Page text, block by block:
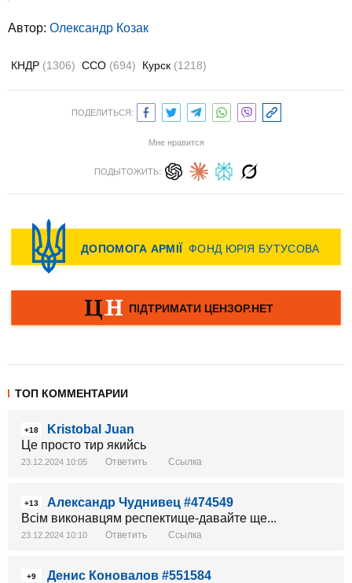
Автор: Олександр Козак
КНДР (1306) ССО (694) Курск (1218)
ПОДЕЛИТЬСЯ:
Мне нравится
ПОДЫТОЖИТЬ:
ТОП КОММЕНТАРИИ
+18
Kristobal Juan
Це просто тир якийсь
23.12.2024 10:05 Ответить Ссылка
+13
Александр Чуднивец #474549
Всім виконавцям респектище-давайте ще...
23.12.2024 10:10 Ответить Ссылка
+9
Денис Коновалов #551584